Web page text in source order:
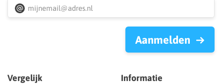
Aanmelden
Vergelijk Informatie